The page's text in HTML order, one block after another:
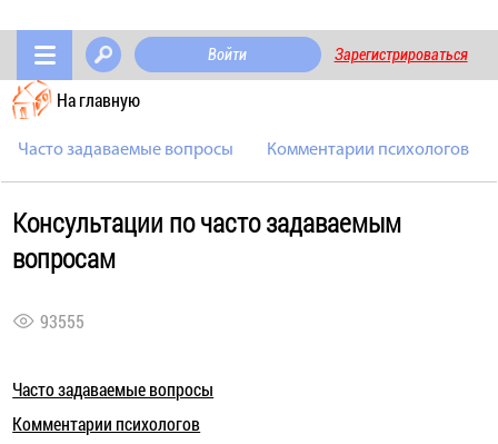
Войти Зарегистрироваться
На главную
Часто задаваемые вопросы Комментарии психологов
Консультации по часто задаваемым
вопросам
93555
Часто задаваемые вопросы
Комментарии психологов